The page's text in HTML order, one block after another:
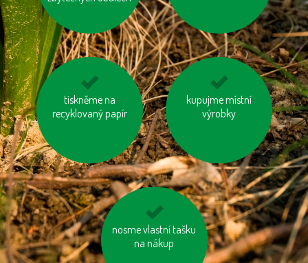
tiskněme na
recyklovaný papír
využívejme
hromadnou dopravu
kupujme místní
výrobky
vyhněme se
pangasům a
nosme vlastní tašku
na nákup
používejme úsporné
baterie